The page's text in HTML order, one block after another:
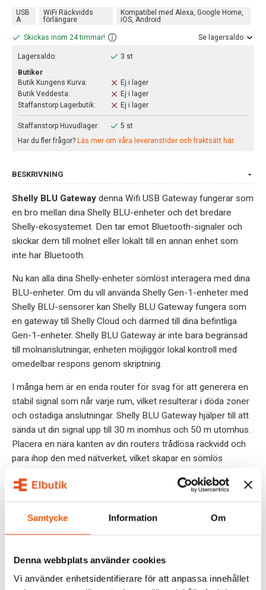
Samtycke Information Om
Denna webbplats använder cookies
Vi använder enhetsidentifierare för att anpassa innehållet
USB
A
WiFi Räckvidds
förlängare
Kompatibel med Alexa, Google Home,
iOS, Android
Skickas inom 24 timmar! Se lagersaldo
Lagersaldo:
3 st
Butiker
Butik Kungens Kurva:
Ej i lager
Butik Veddesta:
Ej i lager
Staffanstorp Lagerbutik:
Ej i lager
Staffanstorp Huvudlager:
5 st
Har du fler frågor? Läs mer om våra leveranstider och fraktsätt här.
BESKRIVNING
Shelly BLU Gateway denna Wifi USB Gateway fungerar som
en bro mellan dina Shelly BLU-enheter och det bredare
Shelly-ekosystemet. Den tar emot Bluetooth-signaler och
skickar dem till molnet eller lokalt till en annan enhet som
inte har Bluetooth.
Nu kan alla dina Shelly-enheter sömlöst interagera med dina
BLU-enheter. Om du vill använda Shelly Gen-1-enheter med
Shelly BLU-sensorer kan Shelly BLU Gateway fungera som
en gateway till Shelly Cloud och därmed till dina befintliga
Gen-1-enheter. Shelly BLU Gateway är inte bara begränsad
till molnanslutningar, enheten möjliggör lokal kontroll med
omedelbar respons genom skriptning.
I många hem är en enda router för svag för att generera en
stabil signal som når varje rum, vilket resulterar i döda zoner
och ostadiga anslutningar. Shelly BLU Gateway hjälper till att
sända ut din signal upp till 30 m inomhus och 50 m utomhus.
Placera en nära kanten av din routers trådlösa räckvidd och
para ihop den med nätverket, vilket skapar en sömlös
nuvarande installation.
SPECIFIKATIONER
OMDÖMEN